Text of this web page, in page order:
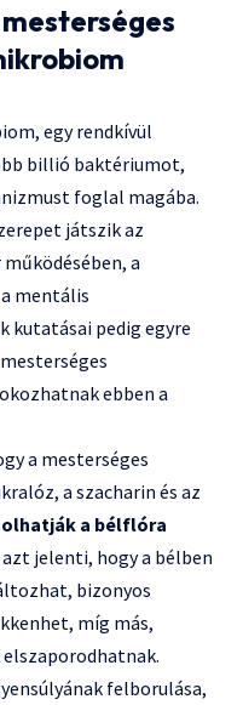
egy rendkívül
billió baktériumot,
foglal magába.
játszik az
a
mentális
kutatásai pedig egyre
ebben a
a mesterséges
a szacharin és az
a bélflóra
azt jelenti, hogy a bélben
bizonyos
míg más,
felborulása,